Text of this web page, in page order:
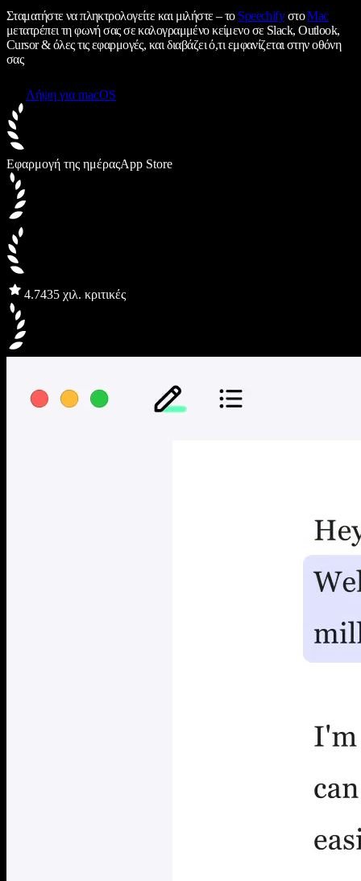
Σταματήστε να πληκτρολογείτε και μιλήστε – το SpeechifyστοMac
μετατρέπει τη φωνή σας σε καλογραμμένο κείμενο σε Slack, Outlook,
Cursor & όλες τις εφαρμογές, και διαβάζει ό,τι εμφανίζεται στην οθόνη
σας
Λήψη για macOS
Εφαρμογή της ημέραςApp Store
4.7435 χιλ. κριτικές